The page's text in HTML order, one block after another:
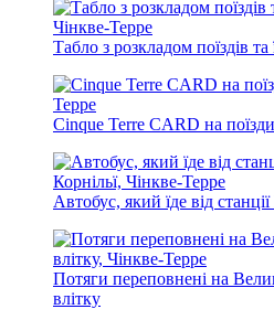
Табло з розкладом поїздів та
Cinque Terre CARD на
Автобус, який їде від
Потяги переповнені на
влітку